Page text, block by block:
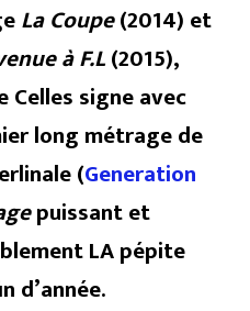
La Coupe(2014) et
à F.L(2015),
Celles signe avec
long métrage de
(Generation
puissant et
LA pépite
d’année.